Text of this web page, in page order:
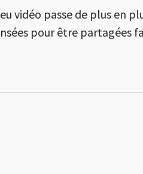
vidéo passe de plus en
pour être partagées